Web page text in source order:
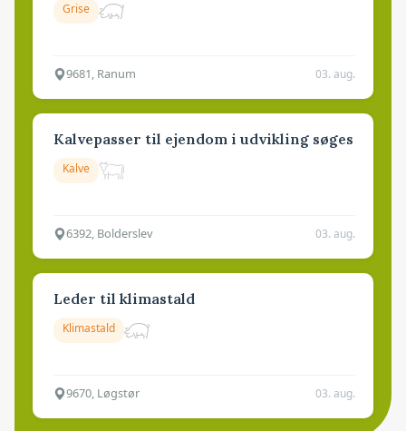
Grise
9681, Ranum 03. aug.
Kalvepasser til ejendom i udvikling søges
Kalve
6392, Bolderslev 03. aug.
Leder til klimastald
Klimastald
9670, Løgstør 03. aug.